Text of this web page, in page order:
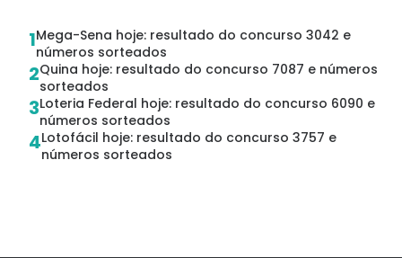
1Mega-Sena hoje: resultado do concurso 3042 e
números sorteados
2Quina hoje: resultado do concurso 7087 e números
sorteados
3Loteria Federal hoje: resultado do concurso 6090 e
números sorteados
4Lotofácil hoje: resultado do concurso 3757 e
números sorteados